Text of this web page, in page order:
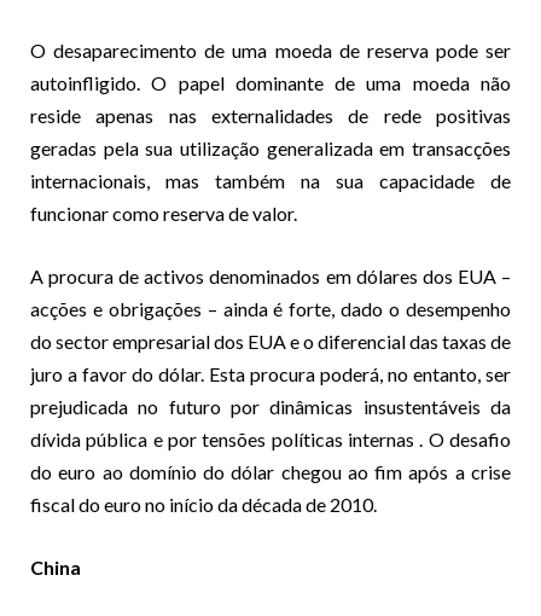
O desaparecimento de uma moeda de reserva pode ser
autoinfligido. O papel dominante de uma moeda não
reside apenas nas externalidades de rede positivas
geradas pela sua utilização generalizada em transacções
internacionais, mas também na sua capacidade de
funcionar como reserva de valor.
A procura de activos denominados em dólares dos EUA –
acções e obrigações – ainda é forte, dado o desempenho
do sector empresarial dos EUA e o diferencial das taxas de
juro a favor do dólar. Esta procura poderá, no entanto, ser
prejudicada no futuro por dinâmicas insustentáveis da
dívida pública e portensões políticas internas . O desafio
do euro ao domínio do dólar chegou ao fim após a crise
fiscal do euro no início da década de 2010.
China